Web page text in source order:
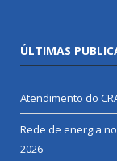
ÚLTIMAS
Atendimento do
Rede de energia
2026